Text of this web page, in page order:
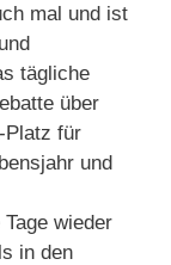
mal und ist
tägliche
über
Platz für
und
wieder
in den